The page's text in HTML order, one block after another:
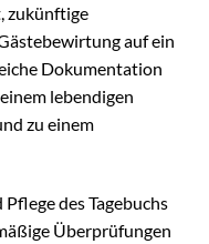
zukünftige
auf ein
Dokumentation
lebendigen
zu einem
des Tagebuchs
Überprüfungen